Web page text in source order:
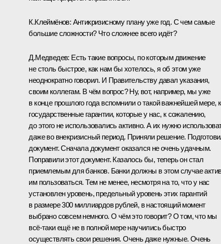
К.Клеймёнов: Антикризисному плану уже год. С чем самые
большие сложности? Что сложнее всего идёт?
Д.Медведев: Есть такие вопросы, по которым движение
не столь быстрое, как нам бы хотелось, я об этом уже
неоднократно говорил. И Правительству давал указания,
своим коллегам. В чём вопрос? Ну, вот, например, мы уже
в конце прошлого года вспомнили о такой важнейшей мере,
государственные гарантии, которые у нас, к сожалению,
до этого не использовались активно. А их нужно
даже во внекризисный период. Приняли решение.
документ. Сначала документ оказался не очень удачным.
Поправили этот документ. Казалось бы, теперь он стал
приемлемым для банков. Банки должны в этом случае
им пользоваться. Тем не менее, несмотря на то, что у нас
установлен уровень, предельный уровень этих гарантий
в размере 300 миллиардов рублей, в настоящий момент
выбрано совсем немного. О чём это говорит? О том, что мы
всё‑таки ещё не в полной мере научились быстро
осуществлять свои решения. Очень даже нужные. Очень